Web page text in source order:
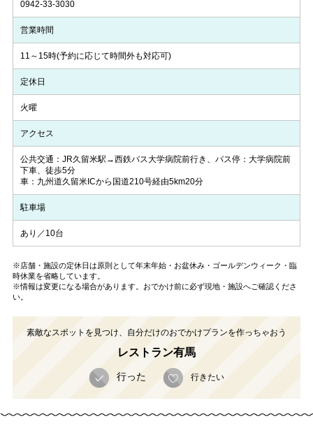
0942-33-3030
営業時間
11～15時(予約に応じて時間外も対応可)
定休日
火曜
アクセス
公共交通：JR久留米駅→西鉄バス大学病院前行き、バス停：大学病院前
下車、徒歩5分
車：九州道久留米ICから国道210号経由5km20分
駐車場
あり／10台
※店舗・施設の定休日は原則として年末年始・お盆休み・ゴールデンウィーク・臨
時休業を省略しています。
※情報は変更になる場合があります。おでかけ前に必ず現地・施設へご確認くださ
い。
素敵なスポットを見つけ、自分だけのおでかけプランを作っちゃおう
レストラン有馬
行った 行きたい